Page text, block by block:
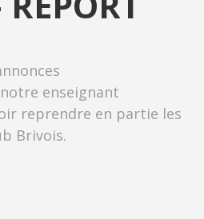
enseignant
reprendre en partie les
Brivois.